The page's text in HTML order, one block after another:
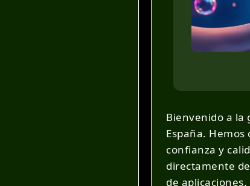
Bienvenido a la
España.
confianza y
directamente
de